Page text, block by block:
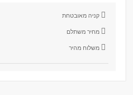
קניה מאובטחת
מחיר משתלם
משלוח מהיר